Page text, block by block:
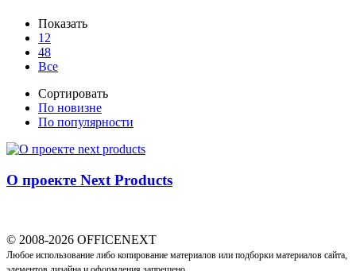
Показать
12
48
Все
Сортировать
По новизне
По популярности
О проекте Next Products
© 2008-2026 OFFICENEXT
Любое использование либо копирование материалов или подборки материалов сайта,